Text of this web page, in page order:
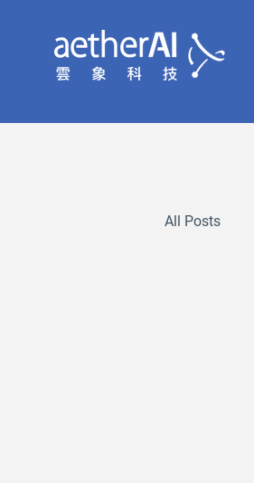
All Posts